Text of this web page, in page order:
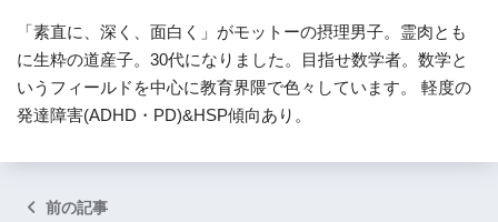
「素直に、深く、面白く」がモットーの摂理男子。霊肉とも
に生粋の道産子。30代になりました。目指せ数学者。数学と
いうフィールドを中心に教育界隈で色々しています。 軽度の
発達障害(ADHD・PD)&HSP傾向あり。
前の記事